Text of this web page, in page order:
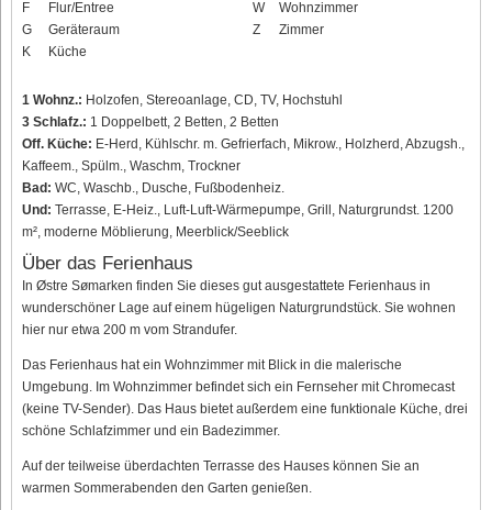
F
Flur/Entree
G
Geräteraum
K
Küche
W
Wohnzimmer
Z
Zimmer
1 Wohnz.: Holzofen, Stereoanlage, CD, TV, Hochstuhl
3 Schlafz.: 1 Doppelbett, 2 Betten, 2 Betten
Off. Küche: E-Herd, Kühlschr. m. Gefrierfach, Mikrow., Holzherd, Abzugsh.,
Kaffeem., Spülm., Waschm, Trockner
Bad: WC, Waschb., Dusche, Fußbodenheiz.
Und: Terrasse, E-Heiz., Luft-Luft-Wärmepumpe, Grill, Naturgrundst. 1200
m², moderne Möblierung, Meerblick/Seeblick
Über das Ferienhaus
In Østre Sømarken finden Sie dieses gut ausgestattete Ferienhaus in
wunderschöner Lage auf einem hügeligen Naturgrundstück. Sie wohnen
hier nur etwa 200 m vom Strandufer.
Das Ferienhaus hat ein Wohnzimmer mit Blick in die malerische
Umgebung. Im Wohnzimmer befindet sich ein Fernseher mit Chromecast
(keine TV-Sender). Das Haus bietet außerdem eine funktionale Küche, drei
schöne Schlafzimmer und ein Badezimmer.
Auf der teilweise überdachten Terrasse des Hauses können Sie an
warmen Sommerabenden den Garten genießen.